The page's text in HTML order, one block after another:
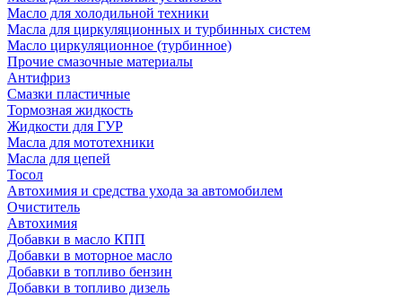
Масло для холодильной техники
Масла для циркуляционных и турбинных систем
Масло циркуляционное (турбинное)
Прочие смазочные материалы
Антифриз
Смазки пластичные
Тормозная жидкость
Жидкости для ГУР
Масла для мототехники
Масла для цепей
Тосол
Автохимия и средства ухода за автомобилем
Очиститель
Автохимия
Добавки в масло КПП
Добавки в моторное масло
Добавки в топливо бензин
Добавки в топливо дизель